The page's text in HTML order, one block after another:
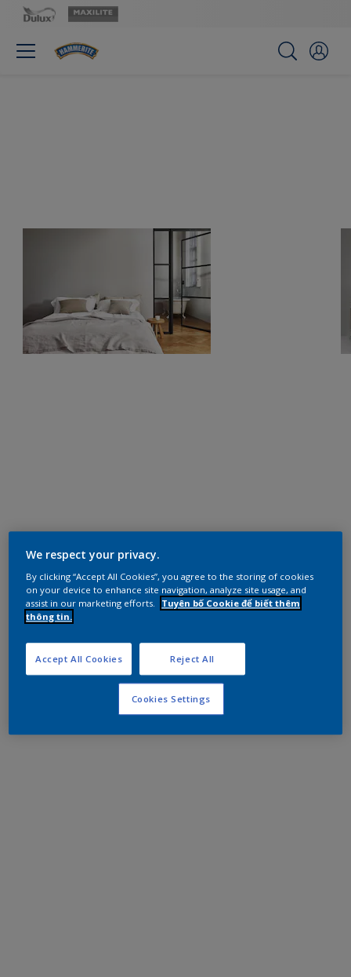
We respect your privacy.
By clicking “Accept All Cookies”, you agree to the storing of cookies
on your device to enhance site navigation, analyze site usage, and
assist in our marketing efforts.
Tuyên bố Cookie để biết thêm
thông tin.
Reject All
Accept All Cookies
Cookies Settings